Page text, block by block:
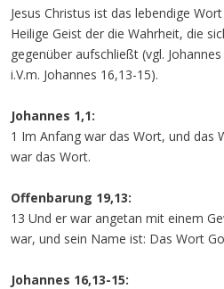
Jesus Christus ist das lebendige
Heilige Geist der die Wahrheit, die
gegenüber aufschließt (vgl.
i.V.m. Johannes 16,13-15).
Johannes 1,1:
1 Im Anfang war das Wort, und das
war das Wort.
Offenbarung 19,13:
13 Und er war angetan mit einem
war, und sein Name ist: Das Wort
Johannes 16,13-15: